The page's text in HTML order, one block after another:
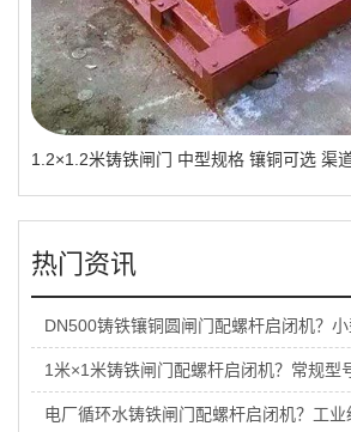
热门资讯
DN500铸铁镶铜圆闸门配螺杆启闭机？
1米×1米铸铁闸门配螺杆启闭机？常规型
电厂循环水铸铁闸门配螺杆启闭机？工业